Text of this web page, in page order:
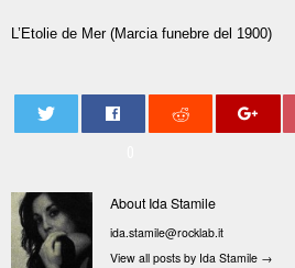
L’Etolie de Mer (Marcia funebre del 1900)
About Ida Stamile
ida.stamile@rocklab.it
View all posts by Ida Stamile →